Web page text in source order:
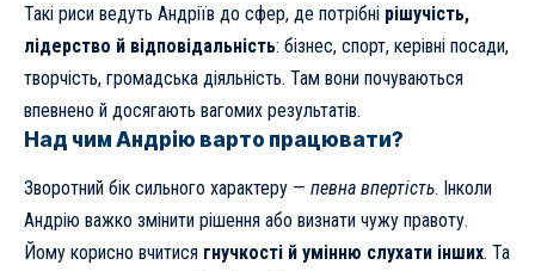
Такі риси ведуть Андріїв до сфер, де потрібні рішучість,
лідерство й відповідальність: бізнес, спорт, керівні посади,
творчість, громадська діяльність. Там вони почуваються
впевнено й досягають вагомих результатів.
Над чим Андрію варто працювати?
Зворотний бік сильного характеру — певна впертість. Інколи
Андрію важко змінити рішення або визнати чужу правоту.
Йому корисно вчитися гнучкості й умінню слухати інших. Та